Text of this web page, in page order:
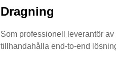
Dragning
Som professionell leverantör
tillhandahålla end-to-end